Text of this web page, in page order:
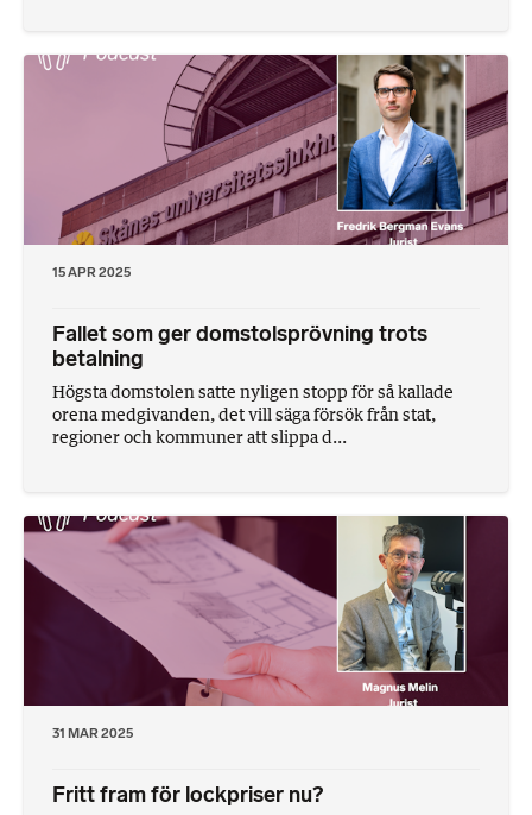
15 APR 2025
Fallet som ger domstolsprövning trots
betalning
Högsta domstolen satte nyligen stopp för så kallade
orena medgivanden, det vill säga försök från stat,
regioner och kommuner att slippa d...
31 MAR 2025
Fritt fram för lockpriser nu?